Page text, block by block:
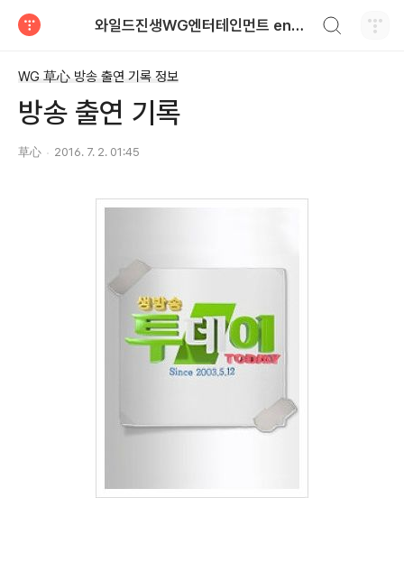
와일드진생WG엔터테인먼트 entertainment
WG 草心 방송 출연 기록 정보
방송 출연 기록
草心 2016. 7. 2. 01:45